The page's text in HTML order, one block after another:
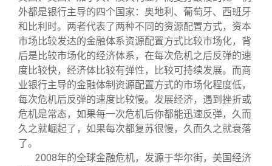
外都是银行主导的四个国家：奥地利、葡萄牙、西班牙
和比利时。两者代表了两种不同的资源配置方式，资本
市场比较发达的金融体系资源配置方式比较市场化，背
后是比较市场化的经济体系，在每次危机之后反弹的速
度比较快，经济体比较有弹性，比较可持续发展。而商
业银行主导的金融体制资源配置方式的市场化程度低，
每次危机后反弹的速度比较慢。发展经济，遇到挫折或
危机是常态，如果每一次危机后你都能迅速反弹，久而
久之就崛起了，如果每次都复苏很慢，久而久之就衰落
了。
2008年的全球金融危机，发源于华尔街，美国经济